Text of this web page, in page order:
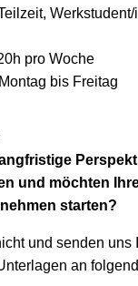
Werkstudent/
pro Woche
bis Freitag
und möchten
starten?
und senden uns
an